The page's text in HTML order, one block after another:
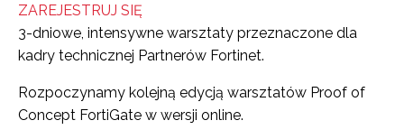
ZAREJESTRUJ SIĘ
3-dniowe, intensywne warsztaty przeznaczone dla
kadry technicznej Partnerów Fortinet.
Rozpoczynamy kolejną edycją warsztatów Proof of
Concept FortiGate w wersji online.